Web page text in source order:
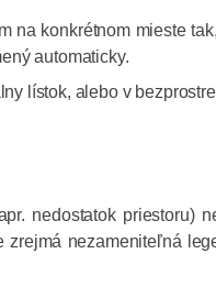
konkrétnom mieste
automaticky.
lístok, alebo v
nedostatok priestoru)
nezameniteľná